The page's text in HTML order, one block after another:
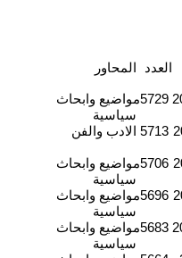
العدد
مواضيع وابحاث
سياسية
5729
الادب والفن 5713
مواضيع وابحاث
سياسية
5706
مواضيع وابحاث
سياسية
5696
مواضيع وابحاث
سياسية
5683